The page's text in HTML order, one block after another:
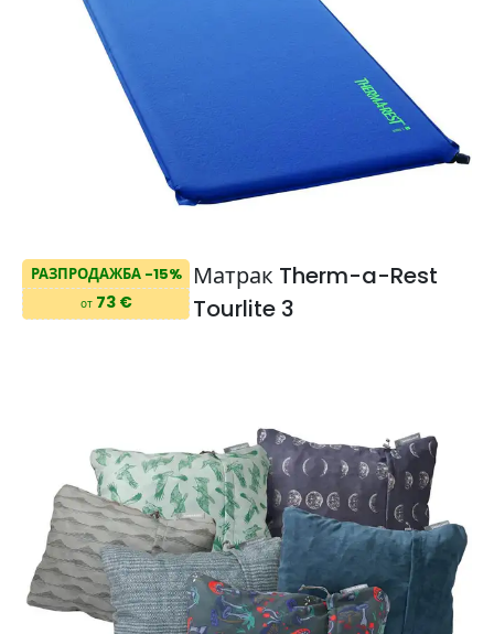
РАЗПРОДАЖБА -15%
от73 €
Матрак Therm-a-Rest
Tourlite 3